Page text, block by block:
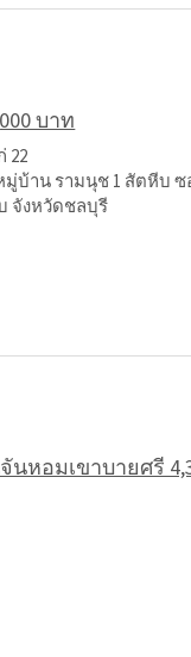
บาท
22
บ้าน รามนุช 1 สัตหีบ ซ
จังหวัดชลบุรี
หอมเขาบายศรี